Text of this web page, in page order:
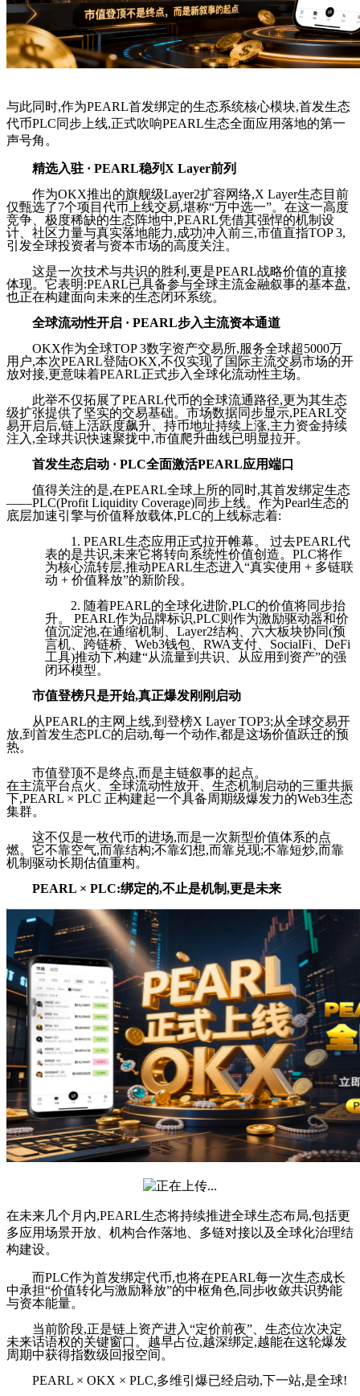
与此同时,作为PEARL首发绑定的生态系统核心模块,首发生态
代币PLC同步上线,正式吹响PEARL生态全面应用落地的第一
声号角。
精选入驻 · PEARL稳列X Layer前列
作为OKX推出的旗舰级Layer2扩容网络,X Layer生态目前
仅甄选了7个项目代币上线交易,堪称“万中选一”。在这一高度
竞争、极度稀缺的生态阵地中,PEARL凭借其强悍的机制设
计、社区力量与真实落地能力,成功冲入前三,市值直指TOP 3,
引发全球投资者与资本市场的高度关注。
这是一次技术与共识的胜利,更是PEARL战略价值的直接
体现。它表明:PEARL已具备参与全球主流金融叙事的基本盘,
也正在构建面向未来的生态闭环系统。
全球流动性开启 · PEARL步入主流资本通道
OKX作为全球TOP 3数字资产交易所,服务全球超5000万
用户,本次PEARL登陆OKX,不仅实现了国际主流交易市场的开
放对接,更意味着PEARL正式步入全球化流动性主场。
此举不仅拓展了PEARL代币的全球流通路径,更为其生态
级扩张提供了坚实的交易基础。市场数据同步显示,PEARL交
易开启后,链上活跃度飙升、持币地址持续上涨,主力资金持续
注入,全球共识快速聚拢中,市值爬升曲线已明显拉开。
首发生态启动 · PLC全面激活PEARL应用端口
值得关注的是,在PEARL全球上所的同时,其首发绑定生态
——PLC(Profit Liquidity Coverage)同步上线。作为Pearl生态的
底层加速引擎与价值释放载体,PLC的上线标志着:
1. PEARL生态应用正式拉开帷幕。 过去PEARL代
表的是共识,未来它将转向系统性价值创造。PLC将作
为核心流转层,推动PEARL生态进入“真实使用 + 多链联
动 + 价值释放”的新阶段。
2. 随着PEARL的全球化进阶,PLC的价值将同步抬
升。 PEARL作为品牌标识,PLC则作为激励驱动器和价
值沉淀池,在通缩机制、Layer2结构、六大板块协同(预
言机、跨链桥、Web3钱包、RWA支付、SocialFi、DeFi
工具)推动下,构建“从流量到共识、从应用到资产”的强
闭环模型。
市值登榜只是开始,真正爆发刚刚启动
从PEARL的主网上线,到登榜X Layer TOP3;从全球交易开
放,到首发生态PLC的启动,每一个动作,都是这场价值跃迁的预
热。
市值登顶不是终点,而是主链叙事的起点。
在主流平台点火、全球流动性放开、生态机制启动的三重共振
下,PEARL × PLC 正构建起一个具备周期级爆发力的Web3生态
集群。
这不仅是一枚代币的进场,而是一次新型价值体系的点
燃。它不靠空气,而靠结构;不靠幻想,而靠兑现;不靠短炒,而靠
机制驱动长期估值重构。
PEARL × PLC:绑定的,不止是机制,更是未来
在未来几个月内,PEARL生态将持续推进全球生态布局,包括更
多应用场景开放、机构合作落地、多链对接以及全球化治理结
构建设。
而PLC作为首发绑定代币,也将在PEARL每一次生态成长
中承担“价值转化与激励释放”的中枢角色,同步收敛共识势能
与资本能量。
当前阶段,正是链上资产进入“定价前夜”、生态位次决定
未来话语权的关键窗口。越早占位,越深绑定,越能在这轮爆发
周期中获得指数级回报空间。
PEARL × OKX × PLC,多维引爆已经启动,下一站,是全球!